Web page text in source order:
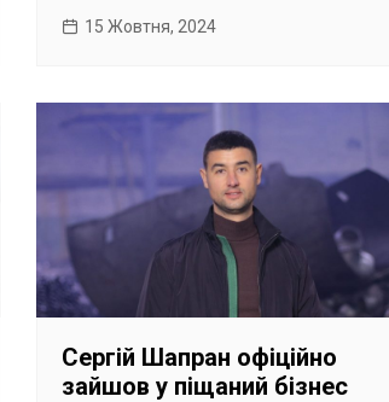
15 Жовтня, 2024
Сергій Шапран офіційно
зайшов у піщаний бізнес